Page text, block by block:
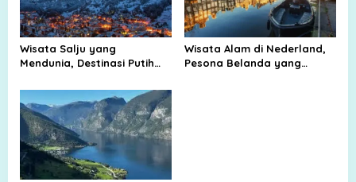
Wisata Salju yang
Mendunia, Destinasi Putih
Wisatawan
Wisata Alam di Nederland,
Pesona Belanda yang